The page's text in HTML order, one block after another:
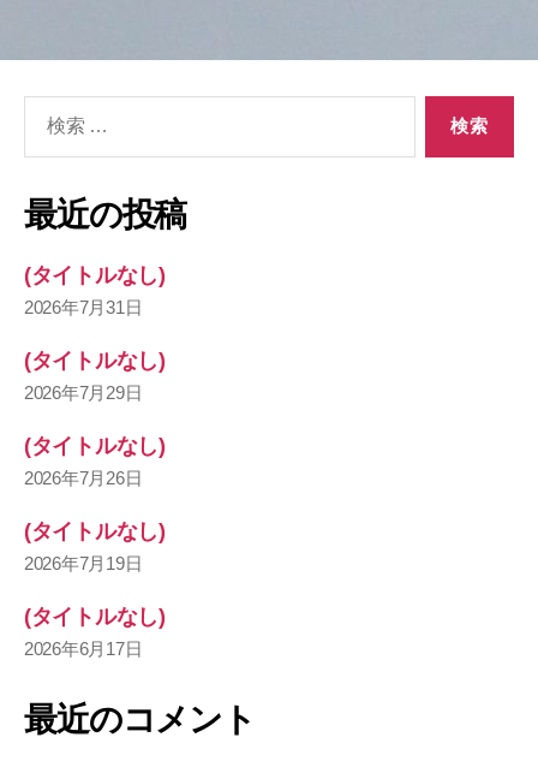
象:
最近の投稿
(タイトルなし)
2026年7月31日
(タイトルなし)
2026年7月29日
(タイトルなし)
2026年7月26日
(タイトルなし)
2026年7月19日
(タイトルなし)
2026年6月17日
最近のコメント